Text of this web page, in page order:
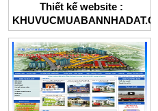
Thiết kế website :